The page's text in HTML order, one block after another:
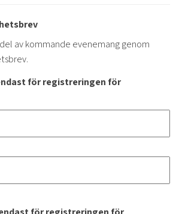
av kommande evenemang genom
för registreringen för